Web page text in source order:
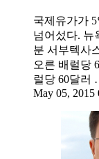
국제유가가
넘어섰다. 뉴
분 서부텍사
오른 배럴당
럴당 60달러
May 05, 2015